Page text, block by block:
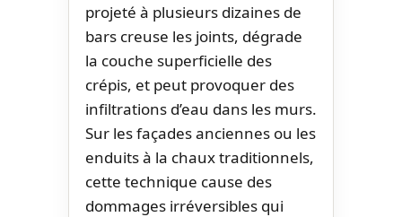
projeté à plusieurs dizaines de
bars creuse les joints, dégrade
la couche superficielle des
crépis, et peut provoquer des
infiltrations d’eau dans les murs.
Sur les façades anciennes ou les
enduits à la chaux traditionnels,
cette technique cause des
dommages irréversibles qui